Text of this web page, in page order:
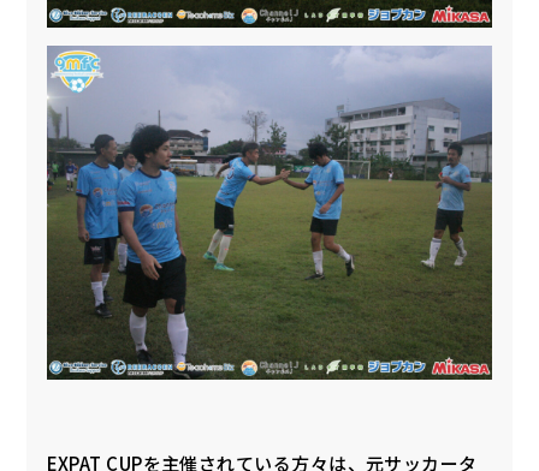
EXPAT CUPを主催されている方々は、元サッカータ